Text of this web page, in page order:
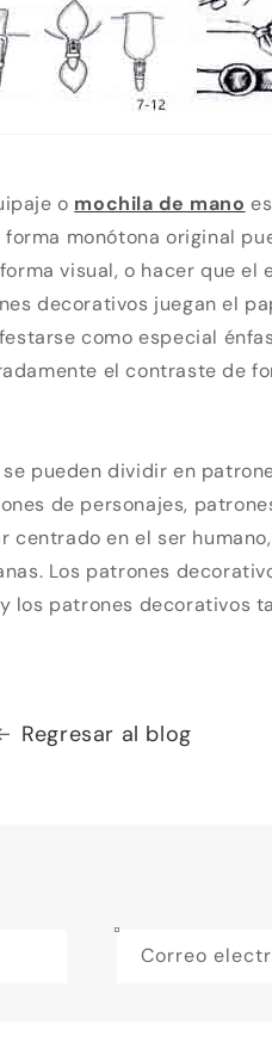
o mochila de mano
monótona original
visual, o hacer que el
decorativos juegan el
como especial
el contraste de
pueden dividir en
de personajes,
en el ser
Los patrones
los patrones decorativos
Regresar al blog
Correo